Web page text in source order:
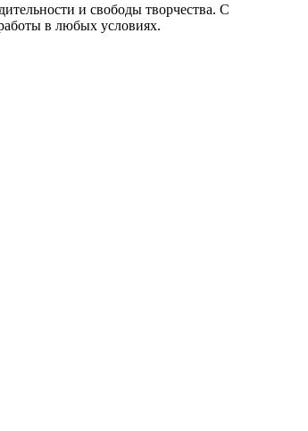
и свободы творчества. С
в любых условиях.